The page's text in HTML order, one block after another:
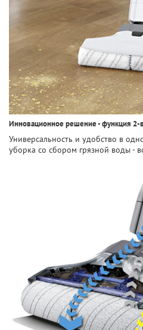
Инновационное решение - функция 2-
Универсальность и удобство в
уборка со сбором грязной воды -